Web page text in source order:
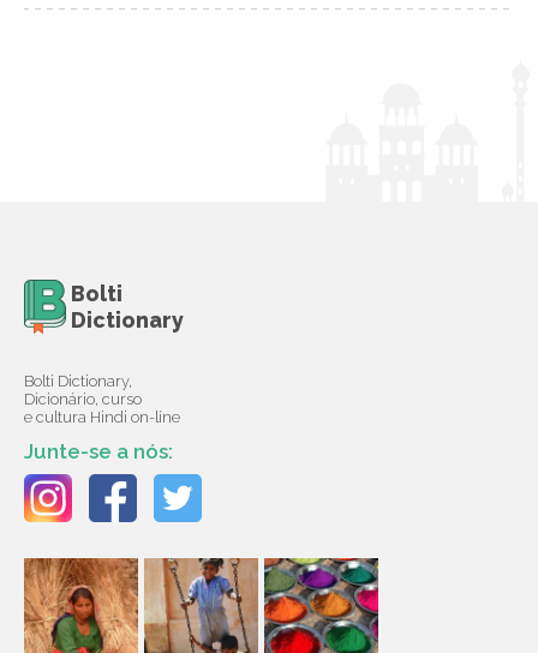
Bolti
Dictionary
Bolti Dictionary,
Dicionário, curso
e cultura Hindi on-line
Junte-se a nós: